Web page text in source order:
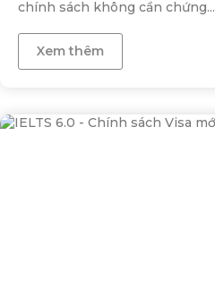
chính sách không cần chứng...
Xem thêm